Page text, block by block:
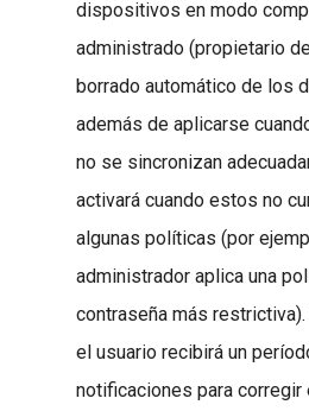
dispositivos en modo
administrado (propietario
borrado automático de los
además de aplicarse
no se sincronizan
activará cuando estos no
algunas políticas (por
administrador aplica una
contraseña más
el usuario recibirá un
notificaciones para corregir